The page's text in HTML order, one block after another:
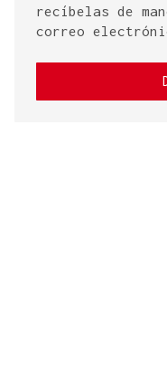
recíbelas de
correo